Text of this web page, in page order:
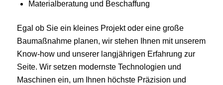
Materialberatung und Beschaffung
Egal ob Sie ein kleines Projekt oder eine große
Baumaßnahme planen, wir stehen Ihnen mit unserem
Know-how und unserer langjährigen Erfahrung zur
Seite. Wir setzen modernste Technologien und
Maschinen ein, um Ihnen höchste Präzision und